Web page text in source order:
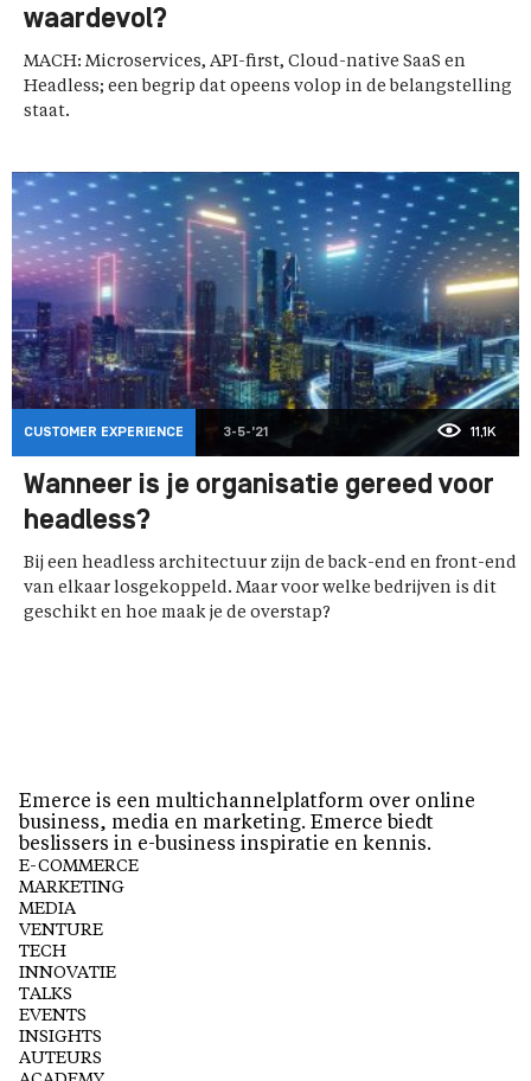
waardevol?
MACH: Microservices, API-first, Cloud-native SaaS en
Headless; een begrip dat opeens volop in de belangstelling
staat.
CUSTOMER EXPERIENCE 3-5-'21 11,1K
Wanneer is je organisatie gereed voor
headless?
Bij een headless architectuur zijn de back-end en front-end
van elkaar losgekoppeld. Maar voor welke bedrijven is dit
geschikt en hoe maak je de overstap?
Emerce is een multichannelplatform over online
business, media en marketing. Emerce biedt
beslissers in e-business inspiratie en kennis.
E-COMMERCE
MARKETING
MEDIA
VENTURE
TECH
INNOVATIE
TALKS
EVENTS
INSIGHTS
AUTEURS